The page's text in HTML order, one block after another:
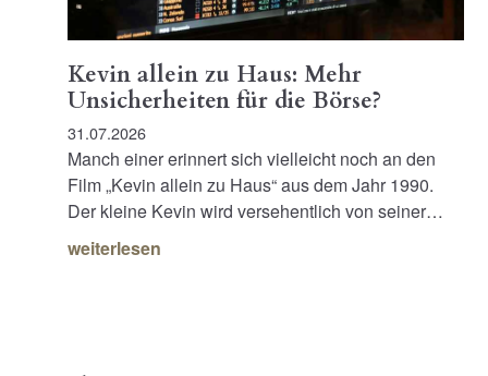
Kevin allein zu Haus: Mehr
Unsicherheiten für die Börse?
31.07.2026
Manch einer erinnert sich vielleicht noch an den
Film „Kevin allein zu Haus“ aus dem Jahr 1990.
Der kleine Kevin wird versehentlich von seiner…
weiterlesen